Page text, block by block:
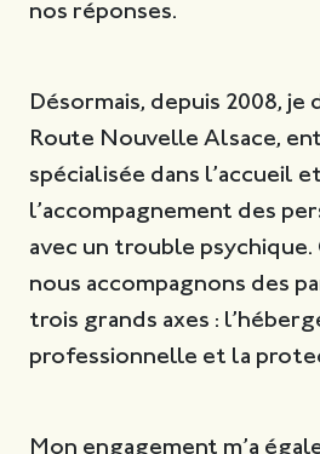
nos réponses.
Désormais, depuis 2008, je
Route Nouvelle Alsace,
spécialisée dans l’accueil et
l’accompagnement des
avec un trouble
nous accompagnons des
trois grands axes :
professionnelle et la
Mon engagement m’a